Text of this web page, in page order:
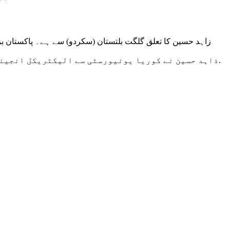
زاہد حسین کا تعلق گلگت بلتستان (سکردو) سے ہے۔
ذاہد حسین نے کوریا یونیورسٹی سے الیکٹریکل انجینئرنگ, کیڈٹ کالج سکردو گلگت بلتستان سے پری انجینئرنگ جبکہ سکولنگ پبلک سکول سکردو سے تعلیم حاصل کی ہیں.